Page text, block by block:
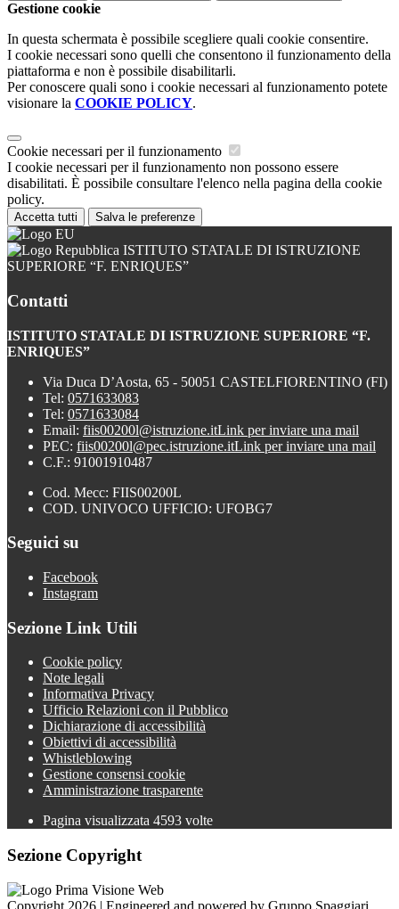
Gestione cookie
In questa schermata è possibile scegliere quali cookie consentire.
I cookie necessari sono quelli che consentono il funzionamento della
piattaforma e non è possibile disabilitarli.
Per conoscere quali sono i cookie necessari al funzionamento potete
visionare la COOKIE POLICY.
Cookie necessari per il funzionamento
I cookie necessari per il funzionamento non possono essere
disabilitati. È possibile consultare l'elenco nella pagina della cookie
policy.
Accetta tutti Salva le preferenze
ISTITUTO STATALE DI ISTRUZIONE
SUPERIORE “F. ENRIQUES”
Contatti
ISTITUTO STATALE DI ISTRUZIONE SUPERIORE “F.
ENRIQUES”
Via Duca D’Aosta, 65 - 50051 CASTELFIORENTINO (FI)
Tel: 0571633083
Tel: 0571633084
Email: fiis00200l@istruzione.itLink per inviare una mail
PEC: fiis00200l@pec.istruzione.itLink per inviare una mail
C.F.: 91001910487
Cod. Mecc: FIIS00200L
COD. UNIVOCO UFFICIO: UFOBG7
Seguici su
Facebook
Instagram
Sezione Link Utili
Cookie policy
Note legali
Informativa Privacy
Ufficio Relazioni con il Pubblico
Dichiarazione di accessibilità
Obiettivi di accessibilità
Whistleblowing
Gestione consensi cookie
Amministrazione trasparente
Pagina visualizzata 4593 volte
Sezione Copyright
Copyright 2026 | Engineered and powered by Gruppo Spaggiari